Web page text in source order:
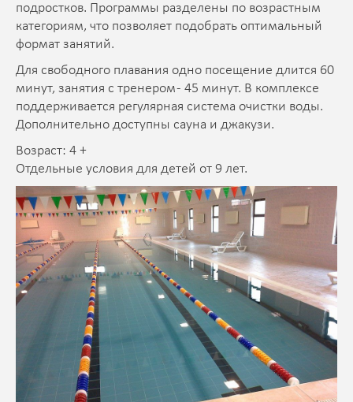
подростков. Программы разделены по возрастным
категориям, что позволяет подобрать оптимальный
формат занятий.
Для свободного плавания одно посещение длится 60
минут, занятия с тренером - 45 минут. В комплексе
поддерживается регулярная система очистки воды.
Дополнительно доступны сауна и джакузи.
Возраст: 4 +
Отдельные условия для детей от 9 лет.